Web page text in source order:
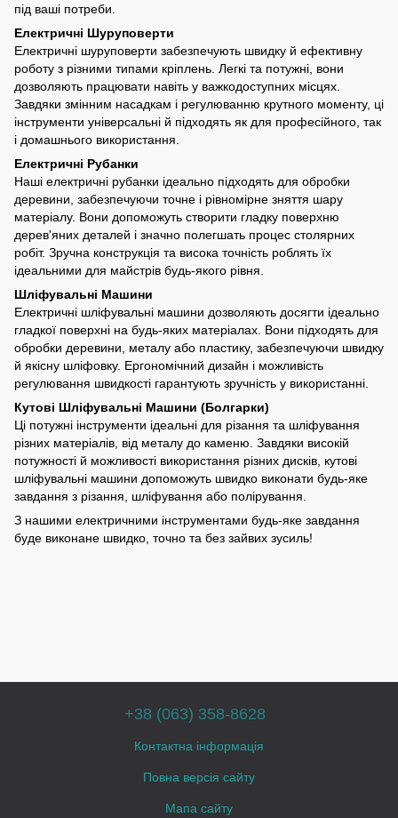
під ваші потреби.
Електричні Шуруповерти
Електричні шуруповерти забезпечують швидку й ефективну
роботу з різними типами кріплень. Легкі та потужні, вони
дозволяють працювати навіть у важкодоступних місцях.
Завдяки змінним насадкам і регулюванню крутного моменту, ці
інструменти універсальні й підходять як для професійного, так
і домашнього використання.
Електричні Рубанки
Наші електричні рубанки ідеально підходять для обробки
деревини, забезпечуючи точне і рівномірне зняття шару
матеріалу. Вони допоможуть створити гладку поверхню
дерев'яних деталей і значно полегшать процес столярних
робіт. Зручна конструкція та висока точність роблять їх
ідеальними для майстрів будь-якого рівня.
Шліфувальні Машини
Електричні шліфувальні машини дозволяють досягти ідеально
гладкої поверхні на будь-яких матеріалах. Вони підходять для
обробки деревини, металу або пластику, забезпечуючи швидку
й якісну шліфовку. Ергономічний дизайн і можливість
регулювання швидкості гарантують зручність у використанні.
Кутові Шліфувальні Машини (Болгарки)
Ці потужні інструменти ідеальні для різання та шліфування
різних матеріалів, від металу до каменю. Завдяки високій
потужності й можливості використання різних дисків, кутові
шліфувальні машини допоможуть швидко виконати будь-яке
завдання з різання, шліфування або полірування.
З нашими електричними інструментами будь-яке завдання
буде виконане швидко, точно та без зайвих зусиль!
+38 (063) 358-8628
Контактна інформація
Повна версія сайту
Мапа сайту